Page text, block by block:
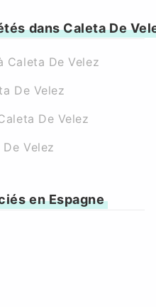
dans Caleta De
Caleta De Velez
De Velez
De Velez
Velez
en Espagne